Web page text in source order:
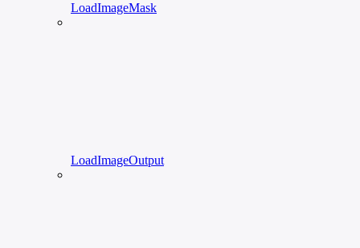
LoadImageMask
LoadImageOutput